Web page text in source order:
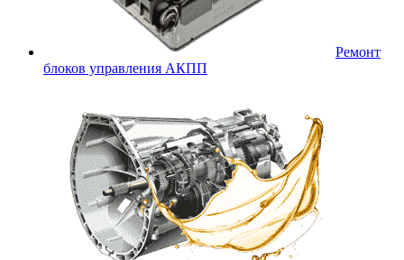
Ремонт
блоков управления АКПП